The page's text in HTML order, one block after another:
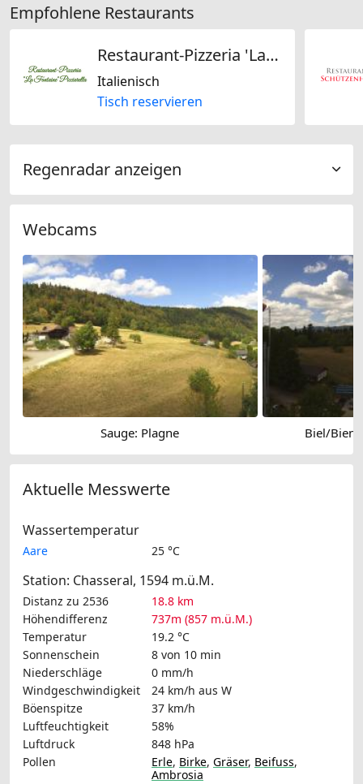
Empfohlene Restaurants
Restaurant-Pizzeria 'La Fontaine' Picciarella
Italienisch
Tisch reservieren
Regenradar anzeigen
Webcams
Sauge: Plagne Biel/
Aktuelle Messwerte
Wassertemperatur
Aare 25 °C
Station: Chasseral, 1594 m.ü.M.
Distanz zu 2536
18.8 km
Höhendifferenz
737m (857 m.ü.M.)
Temperatur
19.2 °C
Sonnenschein
8 von 10 min
Niederschläge
0 mm/h
Windgeschwindigkeit
24 km/h aus W
Böenspitze
37 km/h
Luftfeuchtigkeit
58%
Luftdruck
848 hPa
Pollen
Erle, Birke, Gräser, Beifuss,
Ambrosia